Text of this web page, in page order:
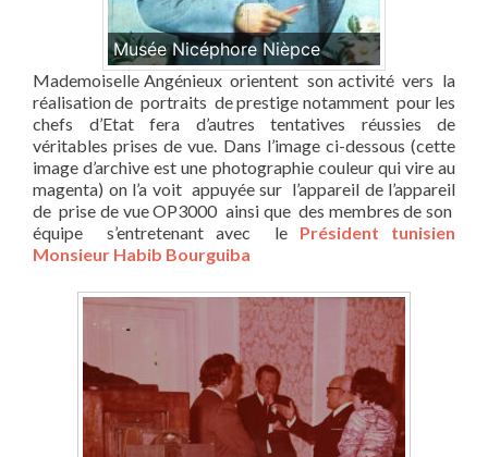
Musée Nicéphore Nièpce
Mademoiselle Angénieux orientent son activité vers la
réalisation de portraits de prestige notamment pour les
chefs d’Etat fera d’autres tentatives réussies de
véritables prises de vue. Dans l’image ci-dessous (cette
image d’archive est une photographie couleur qui vire au
magenta) on l’a voit appuyée sur l’appareil de l’appareil
de prise de vue OP3000 ainsi que des membres de son
équipe s’entretenant avec le Président tunisien
Monsieur Habib Bourguiba